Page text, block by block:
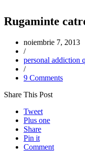
Rugaminte
noiembrie 7, 2013
/
personal addiction
/
9 Comments
Share This Post
Tweet
Plus one
Share
Pin it
Comment